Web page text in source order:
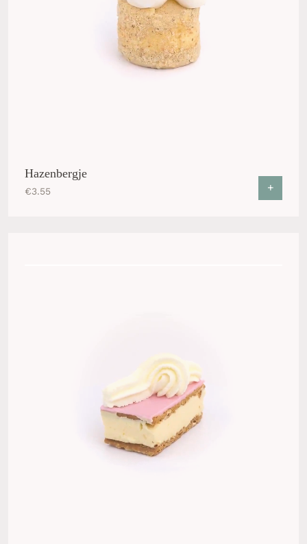
Hazenbergje
€3.55 +